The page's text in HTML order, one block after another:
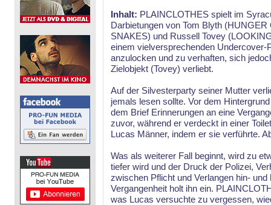
Inhalt: PLAINCLOTHES spielt im
Darbietungen von Tom Blyth
SNAKES) und Russell Tovey
einem vielversprechenden
anzulocken und zu verhaften, sich
Zielobjekt (Tovey) verliebt.
Auf der Silvesterparty seiner Mutter
jemals lesen sollte. Vor dem
dem Brief Erinnerungen an eine
zuvor, während er verdeckt in einer
Lucas Männer, indem er sie verführte.
Was als weiterer Fall beginnt, wird zu
tiefer wird und der Druck der Polizei,
zwischen Pflicht und Verlangen hin-
Vergangenheit holt ihn ein.
was Lucas versuchte zu vergessen,